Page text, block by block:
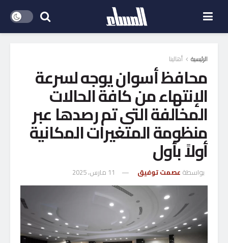
الرئيسية أهالينا
محافظ أسوان يوجه لسرعة
الإنتهاء من كافة الحالات
المخالفة التى تم رصدها عبر
منظومة المتغيرات المكانية
أولاً بأول
بواسطة عصمت توفيق 11 مارس، 2025